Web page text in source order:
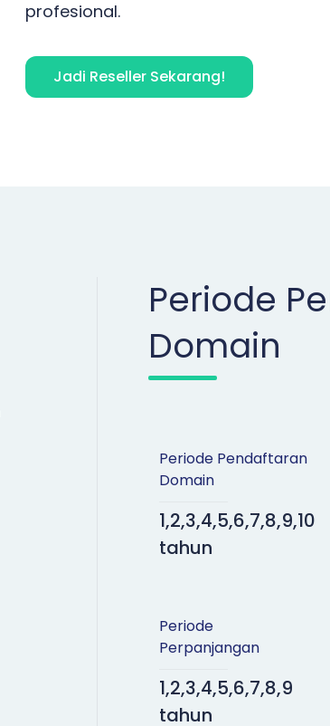
profesional.
Jadi Reseller Sekarang!
Periode
Domain
Periode Pendaftaran
Domain
1,2,3,4,5,6,7,8,9,10
tahun
Periode
Perpanjangan
1,2,3,4,5,6,7,8,9
tahun